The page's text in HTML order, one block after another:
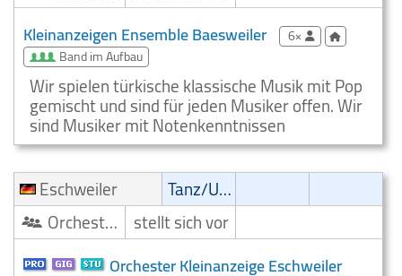
Kleinanzeigen Ensemble Baesweiler
6×
Band im Aufbau
Wir spielen türkische klassische Musik mit Pop
gemischt und sind für jeden Musiker offen. Wir
sind Musiker mit Notenkenntnissen
Eschweiler
Tanz/Unterhaltungsmusik
Orchester/Ensemble
stellt sich vor
Orchester Kleinanzeige Eschweiler